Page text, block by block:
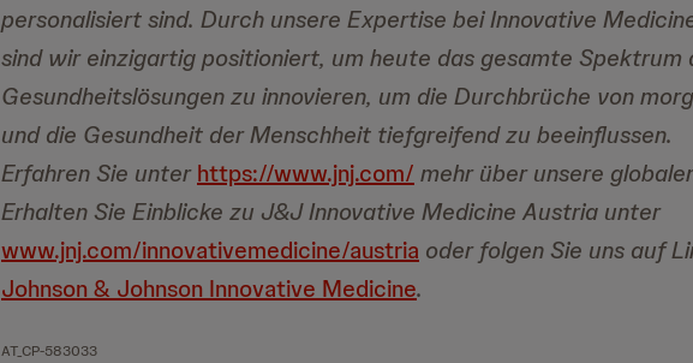
personalisiert sind. Durch unsere Expertise bei Innovative
sind wir einzigartig positioniert, um heute das gesamte Spektrum
Gesundheitslösungen zu innovieren, um die Durchbrüche von
und die Gesundheit der Menschheit tiefgreifend zu beeinflussen.
Erfahren Sie unterhttps://www.jnj.com/ mehr über unsere
Erhalten Sie Einblicke zu J&J Innovative Medicine Austria unter
www.jnj.com/innovativemedicine/austria oder folgen Sie uns auf
Johnson & Johnson Innovative Medicine.
AT_CP-583033